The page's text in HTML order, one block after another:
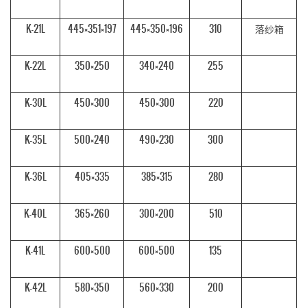
K-21L 445×351×197 445×350×196 310 落纱箱
K-22L 350×250 340×240 255
K-30L 450×300 450×300 220
K-35L 500×240 490×230 300
K-36L 405×335 385×315 280
K-40L 365×260 300×200 510
K-41L 600×500 600×500 135
K-42L 580×350 560×330 200